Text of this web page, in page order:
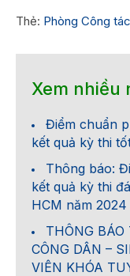
Thẻ: Phòng Công
Xem nhiều
Điểm chuẩn
kết quả kỳ thi
Thông báo:
kết quả kỳ thi
HCM năm 2024
THÔNG
CÔNG DÂN –
VIÊN KHÓA